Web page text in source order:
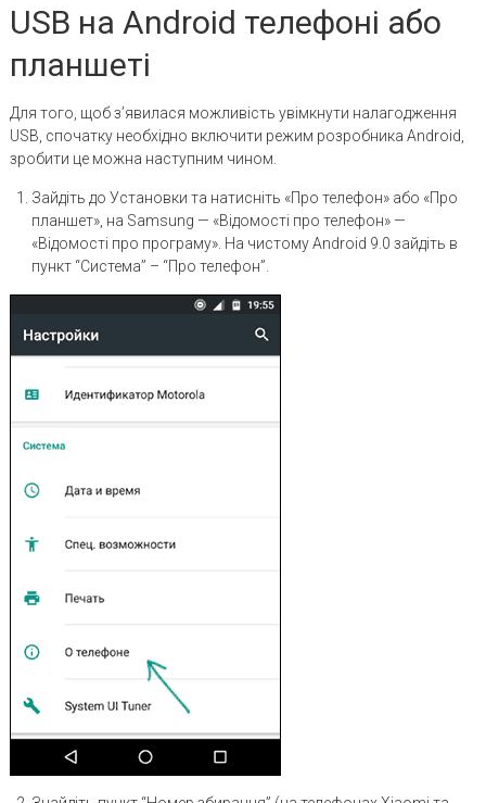
USB на Android телефоні або
планшеті
Для того, щоб з’явилася можливість увімкнути налагодження
USB, спочатку необхідно включити режим розробника Android,
зробити це можна наступним чином.
Зайдіть до Установки та натисніть «Про телефон» або «Про
планшет», на Samsung — «Відомості про телефон» —
«Відомості про програму». На чистому Android 9.0 зайдіть в
пункт “Система” – “Про телефон”.